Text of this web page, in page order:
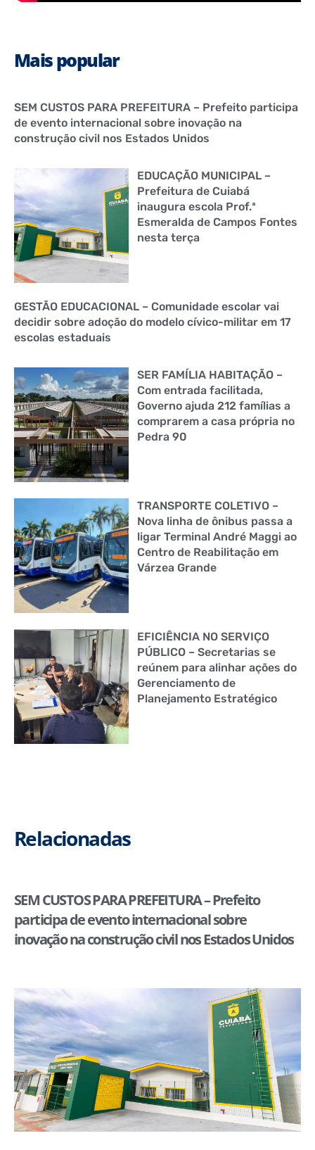
Mais popular
SEM CUSTOS PARA PREFEITURA – Prefeito participa
de evento internacional sobre inovação na
construção civil nos Estados Unidos
EDUCAÇÃO MUNICIPAL –
Prefeitura de Cuiabá
inaugura escola Prof.ª
Esmeralda de Campos Fontes
nesta terça
GESTÃO EDUCACIONAL – Comunidade escolar vai
decidir sobre adoção do modelo cívico-militar em 17
escolas estaduais
SER FAMÍLIA HABITAÇÃO –
Com entrada facilitada,
Governo ajuda 212 famílias a
comprarem a casa própria no
Pedra 90
TRANSPORTE COLETIVO –
Nova linha de ônibus passa a
ligar Terminal André Maggi ao
Centro de Reabilitação em
Várzea Grande
EFICIÊNCIA NO SERVIÇO
PÚBLICO – Secretarias se
reúnem para alinhar ações do
Gerenciamento de
Planejamento Estratégico
Relacionadas
SEM CUSTOS PARA PREFEITURA – Prefeito
participa de evento internacional sobre
inovação na construção civil nos Estados Unidos